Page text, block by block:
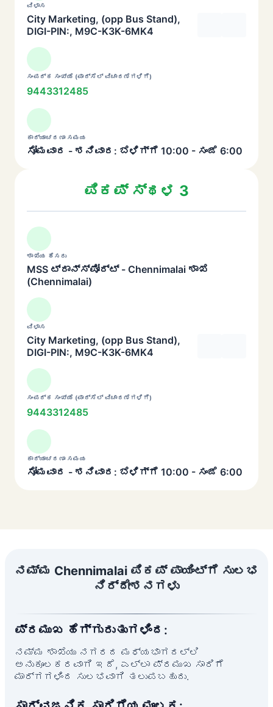
ವಿಳಾಸ
City Marketing, (opp Bus Stand),
DIGI-PIN:, M9C-K3K-6MK4
ಸಂಪರ್ಕ ಸಂಖ್ಯೆ (ಪಾರ್ಸೆಲ್ ವಿಚಾರಣೆಗಳಿಗೆ)
9443312485
ಕಾರ್ಯಾಚರಣಾ ಸಮಯ
ಸೋಮವಾರ - ಶನಿವಾರ: ಬೆಳಿಗ್ಗೆ 10:00 - ಸಂಜೆ 6:00
ಪಿಕಪ್ ಸ್ಥಳ 3
ಶಾಖೆಯ ಹೆಸರು
MSS ಟ್ರಾನ್ಸ್‌ಪೋರ್ಟ್ - Chennimalai ಶಾಖೆ
(Chennimalai)
ವಿಳಾಸ
City Marketing, (opp Bus Stand),
DIGI-PIN:, M9C-K3K-6MK4
ಸಂಪರ್ಕ ಸಂಖ್ಯೆ (ಪಾರ್ಸೆಲ್ ವಿಚಾರಣೆಗಳಿಗೆ)
9443312485
ಕಾರ್ಯಾಚರಣಾ ಸಮಯ
ಸೋಮವಾರ - ಶನಿವಾರ: ಬೆಳಿಗ್ಗೆ 10:00 - ಸಂಜೆ 6:00
ನಮ್ಮ Chennimalai ಪಿಕಪ್ ಪಾಯಿಂಟ್‌ಗೆ ಸುಲಭ
ನಿರ್ದೇಶನಗಳು
ಪ್ರಮುಖ ಹೆಗ್ಗುರುತುಗಳಿಂದ:
ನಮ್ಮ ಶಾಖೆಯು ನಗರದ ಮಧ್ಯಭಾಗದಲ್ಲಿ
ಅನುಕೂಲಕರವಾಗಿ ಇದೆ, ಎಲ್ಲಾ ಪ್ರಮುಖ ಸಾರಿಗೆ
ಮಾರ್ಗಗಳಿಂದ ಸುಲಭವಾಗಿ ತಲುಪಬಹುದು.